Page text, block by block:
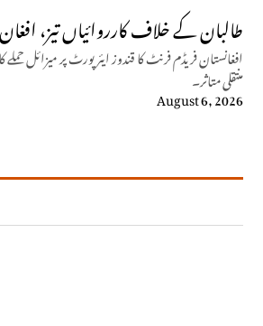
طالبان کے خلاف کارروائیاں تیز،
افغانستان فریڈم فرنٹ کا قندوز ایئرپورٹ پر
منتقلی متاثر۔
August 6, 2026